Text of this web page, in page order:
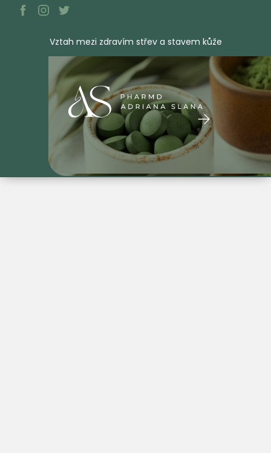
Vztah mezi zdravím střev a stavem kůže